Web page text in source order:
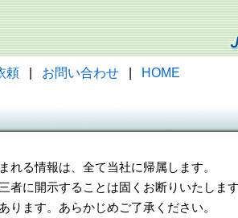
頼 お問い合わせ HOME
れる情報は、全て当社に帰属します。
に開示することは固くお断りいたします
ります。あらかじめご了承ください。